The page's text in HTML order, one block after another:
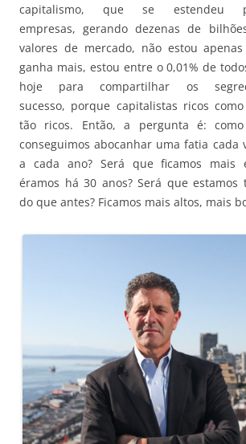
capitalismo, que se estendeu
empresas, gerando dezenas de
valores de mercado, não estou
ganha mais, estou entre o 0,01% de
hoje para compartilhar os
sucesso, porque capitalistas ricos
tão ricos. Então, a pergunta é: como
conseguimos abocanhar uma fatia cada
a cada ano? Será que ficamos mais
éramos há 30 anos? Será que estamos
do que antes? Ficamos mais altos, mais